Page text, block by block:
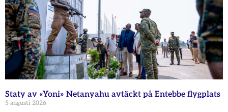
Staty av «Yoni» Netanyahu avtäckt på Entebbe flygplats
5 augusti 2026